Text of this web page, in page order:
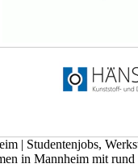
| Studentenjobs,
in Mannheim mit